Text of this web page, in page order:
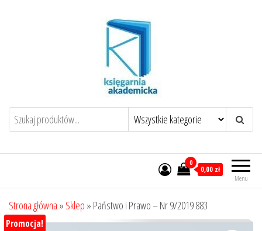
Menu
0
0,00 zł
Strona główna » Sklep » Państwo i Prawo – Nr 9/2019 883
Promocja!